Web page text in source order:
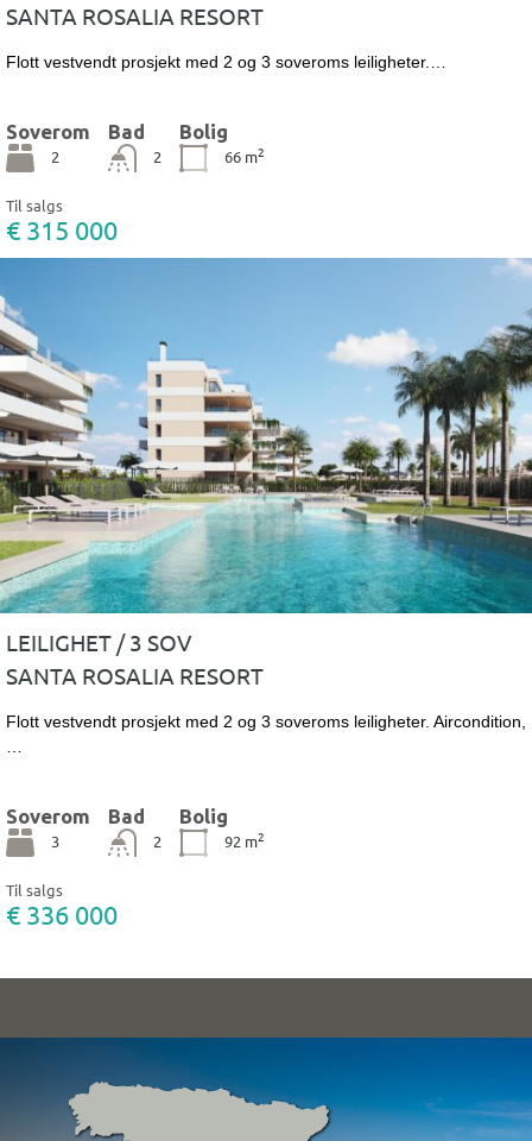
SANTA ROSALIA RESORT
Flott vestvendt prosjekt med 2 og 3 soveroms leiligheter.…
Soverom
2
Bad
2
Bolig
66 m2
Til salgs
€ 315 000
LEILIGHET / 3 SOV
SANTA ROSALIA RESORT
Flott vestvendt prosjekt med 2 og 3 soveroms leiligheter. Aircondition,
Soverom
3
Bad
2
Bolig
92 m2
Til salgs
€ 336 000